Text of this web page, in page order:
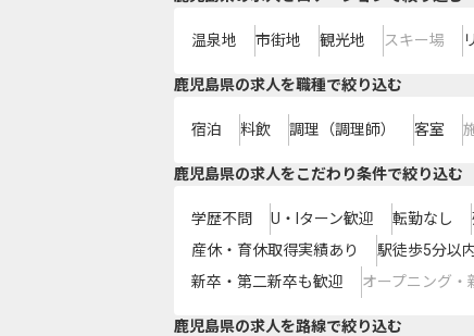
温泉地 市街地 観光地 スキー場
鹿児島県の求人を職種で絞り込む
宿泊 料飲 調理（調理師） 客室
鹿児島県の求人をこだわり条件で絞り込む
学歴不問 U・Iターン歓迎 転勤なし
産休・育休取得実績あり
駅徒歩5分以
新卒・第二新卒も歓迎
オープニング・
鹿児島県の求人を路線で絞り込む